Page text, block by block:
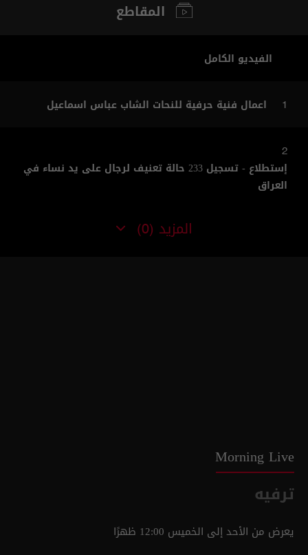
المقاطع
الفيديو الكامل
1 اعمال فنية حرفية للنحات الشاب عباس اسماعيل
2
إستطلاع - تسجيل 233 حالة تعنيف لرجال على يد نساء في
العراق
المزيد (0)
Morning Live
ترفيه
يعرض من الأحد إلى الخميس 12:00 ظهرًا